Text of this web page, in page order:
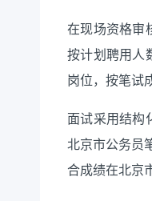
在现场资格审
按计划聘用人
岗位，按笔试
面试采用结构
北京市公务员
合成绩在北京